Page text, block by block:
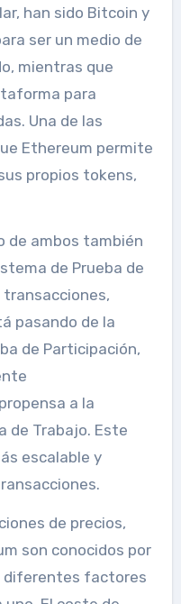
han sido Bitcoin y
ser un medio de
mientras que
para
Una de las
Ethereum permite
propios tokens,
de ambos también
de Prueba de
pasando de la
de Participación,
a la
de Trabajo. Este
escalable y
de precios,
son conocidos por
diferentes factores